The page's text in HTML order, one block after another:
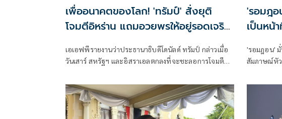
เพื่ออนาคตของโลก! 'ทรัมป์' สั่งยุติ
โจมตีอิหร่าน แถมอวยพรให้อยู่รอดเจริญ
เอเอฟพีรายงานว่าประธานาธิบดีโดนัลด์ ทรัมป์ กล่าวเมื่อ
วันเสาร์ สหรัฐฯ และอิสราเอลตกลงที่จะชะลอการโจมตี
ขัดแย้งที่ยืดเยื้อมาหลายเดือนโดยเร็ว
'รอมฎอ
เป็นหน้
มายังผู้
'รอมฎอน' มั่
สัมภาษณ์หัวหน้ากา
รัฐบาล เตื
ทักท้วงตร